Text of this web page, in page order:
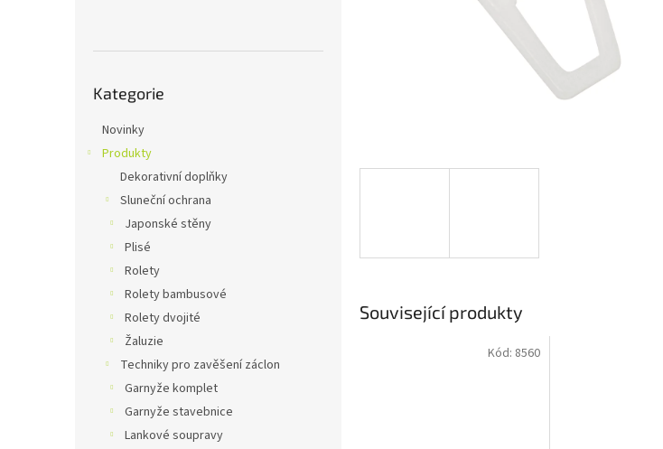
kategorie
Kategorie
Novinky
Produkty
Dekorativní doplňky
Sluneční ochrana
Japonské stěny
Plisé
Rolety
Rolety bambusové
Rolety dvojité
Žaluzie
Techniky pro zavěšení záclon
Garnyže komplet
Garnyže stavebnice
Lankové soupravy
Související produkty
Kód: 8560